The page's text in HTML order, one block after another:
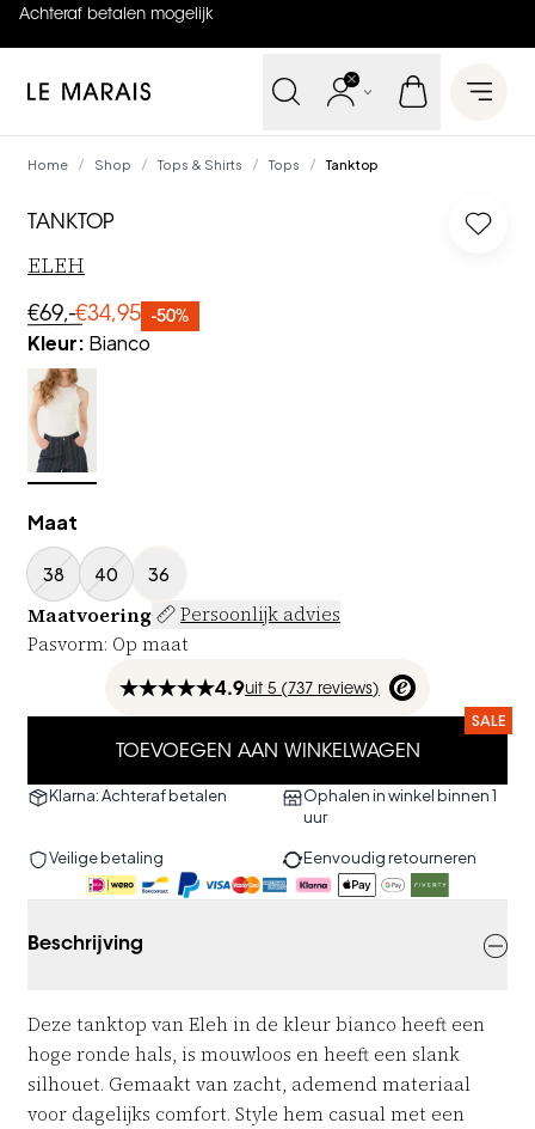
Achteraf betalen mogelijk
4.9 uit 5 (737 reviews
Le Marais Open
Home / Shop / Tops & Shirts / Tops / Tanktop
TANKTOP Log
ELEH
€69,-€34,95 -50%
Kleur: Bianco
Maat
38 40 36
Maatvoering
Persoonlijk advies
Pasvorm: Op maat
4.9uit 5 ( 737 reviews)
TOEVOEGEN AAN WINKELWAGEN
SALE
Klarna: Achteraf betalen
Ophalen in winkel binnen 1
uur
Veilige betaling Eenvoudig retourneren
Beschrijving
Deze tanktop van Eleh in de kleur bianco heeft een
hoge ronde hals, is mouwloos en heeft een slank
silhouet. Gemaakt van zacht, ademend materiaal
voor dagelijks comfort. Style hem casual met een